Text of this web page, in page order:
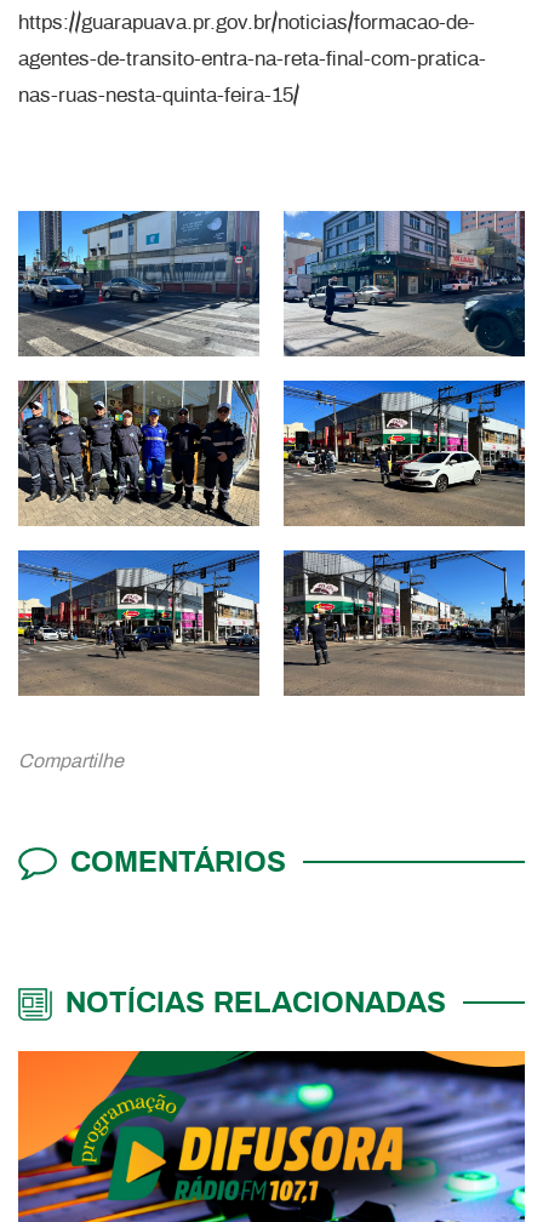
https://guarapuava.pr.gov.br/noticias/formacao-de-
agentes-de-transito-entra-na-reta-final-com-pratica-
nas-ruas-nesta-quinta-feira-15/
Compartilhe
COMENTÁRIOS
NOTÍCIAS RELACIONADAS